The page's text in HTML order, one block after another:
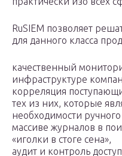
RuSIEM позволяет
для данного класса
качественный
инфраструктуре
корреляция
тех из них, которые
необходимости
массиве журналов в
«иголки в стоге сена»,
аудит и контроль